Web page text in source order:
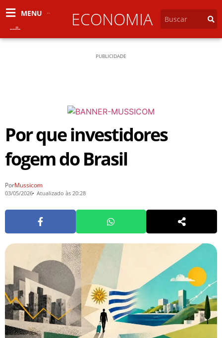
MENU ECONOMIA
PUBLICIDADE
Por que investidores
fogem do Brasil
PorMussicom
03/05/2026 Atualizado às 20:28